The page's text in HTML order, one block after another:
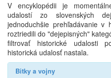
V encyklopédii je
udalostí zo slovenských
jednoduchšie prehľadávanie v
roztriedili do "dejepisných"
filtrovať historické udalosti
historická udalosť nastala.
Bitky a vojny